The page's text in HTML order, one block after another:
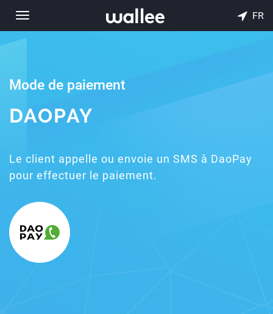
Toggle
navigation
FR
Mode de paiement
DAOPAY
Le client appelle ou envoie un SMS à DaoPay
pour effectuer le paiement.